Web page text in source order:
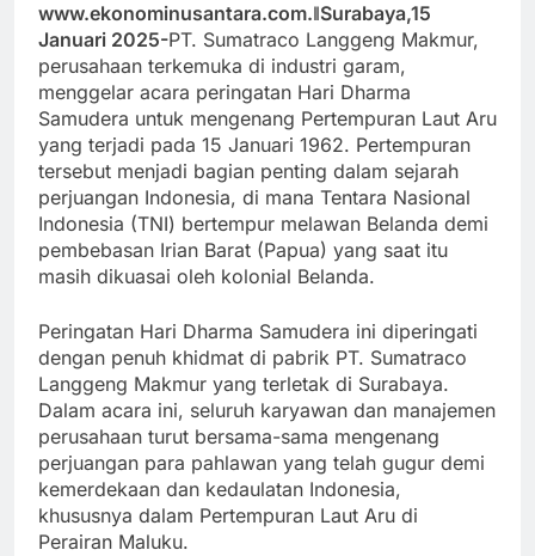
www.ekonominusantara.com.ǁSurabaya,15
Januari 2025-PT. Sumatraco Langgeng Makmur,
perusahaan terkemuka di industri garam,
menggelar acara peringatan Hari Dharma
Samudera untuk mengenang Pertempuran Laut Aru
yang terjadi pada 15 Januari 1962. Pertempuran
tersebut menjadi bagian penting dalam sejarah
perjuangan Indonesia, di mana Tentara Nasional
Indonesia (TNI) bertempur melawan Belanda demi
pembebasan Irian Barat (Papua) yang saat itu
masih dikuasai oleh kolonial Belanda.
Peringatan Hari Dharma Samudera ini diperingati
dengan penuh khidmat di pabrik PT. Sumatraco
Langgeng Makmur yang terletak di Surabaya.
Dalam acara ini, seluruh karyawan dan manajemen
perusahaan turut bersama-sama mengenang
perjuangan para pahlawan yang telah gugur demi
kemerdekaan dan kedaulatan Indonesia,
khususnya dalam Pertempuran Laut Aru di
Perairan Maluku.